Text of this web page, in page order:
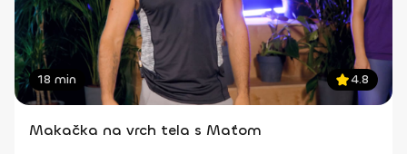
18 min 4.8
Makačka na vrch tela s Maťom